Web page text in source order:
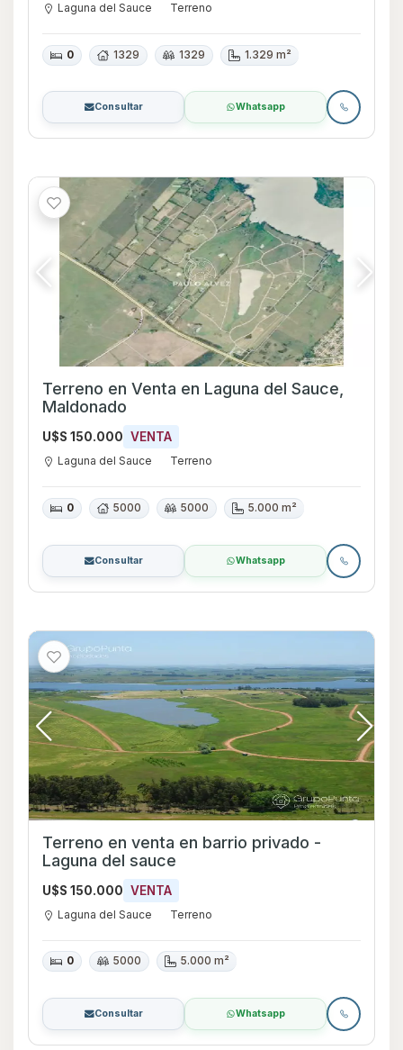
Laguna del Sauce Terreno
0 1329 1329 1.329 m²
Consultar Whatsapp
Terreno en Venta en Laguna del Sauce,
Maldonado
U$S 150.000 VENTA
Laguna del Sauce Terreno
0 5000 5000 5.000 m²
Consultar Whatsapp
Terreno en venta en barrio privado -
Laguna del sauce
U$S 150.000 VENTA
Laguna del Sauce Terreno
0 5000 5.000 m²
Consultar Whatsapp